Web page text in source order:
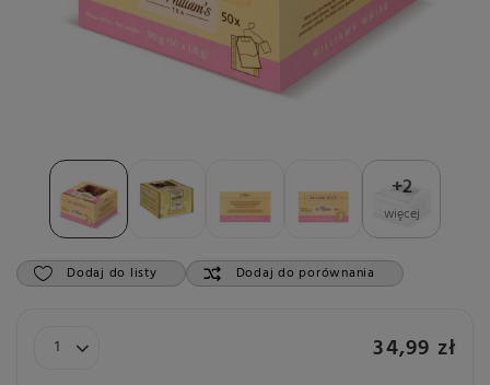
+2
więcej
Dodaj do listy Dodaj do porównania
34,99 zł